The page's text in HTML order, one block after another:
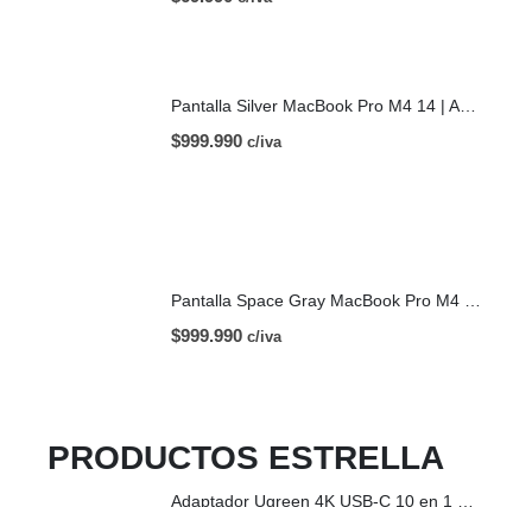
Pantalla Silver MacBook Pro M4 14 | A3112 (2024)
$999.990 c/iva
Pantalla Space Gray MacBook Pro M4 14 | A3112 (2024)
$999.990 c/iva
PRODUCTOS ESTRELLA
Adaptador Ugreen 4K USB-C 10 en 1 HDMI USB-C